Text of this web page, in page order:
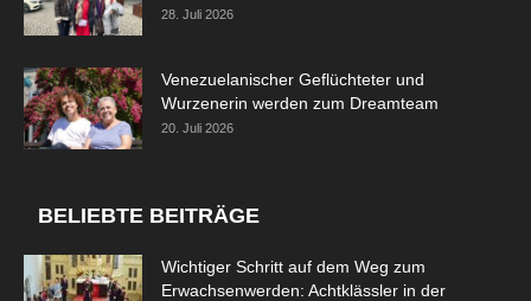
28. Juli 2026
Venezuelanischer Geflüchteter und
Wurzenerin werden zum Dreamteam
20. Juli 2026
BELIEBTE BEITRÄGE
Wichtiger Schritt auf dem Weg zum
Erwachsenwerden: Achtklässler in der